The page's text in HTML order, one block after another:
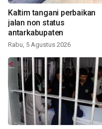
Kaltim tangani perbaikan
jalan non status
antarkabupaten
Rabu, 5 Agustus 2026